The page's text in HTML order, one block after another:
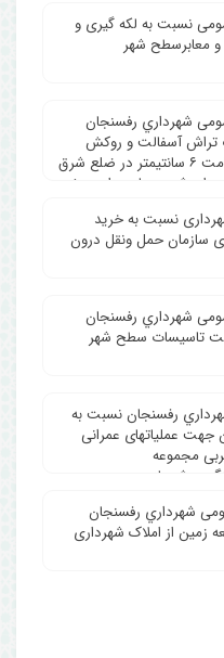
نسبت به لکه گیری و
معابرسطح شهر
شهرداري رفسنجان
تراش آسفالت و روکش
آسفالت متراکم به ضخامت ۶ سانتیمتر در ضلع شرق
شهید عباس زاده و غیره
نسبت به خرید
سازمان حمل ونقل درون
شهرداري رفسنجان
تاسیسات سطح شهر
رفسنجان نسبت به
جهت عملیاتهای عمرانی
مجموعه
و شهربازی
شهرداري رفسنجان